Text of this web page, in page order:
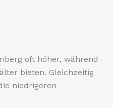
oft höher, während
bieten. Gleichzeitig
niedrigeren